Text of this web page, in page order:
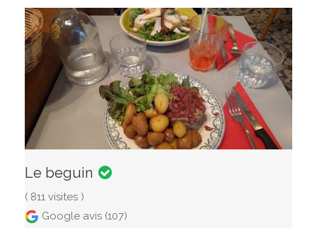
Le beguin
( 811 visites )
Google avis (107)